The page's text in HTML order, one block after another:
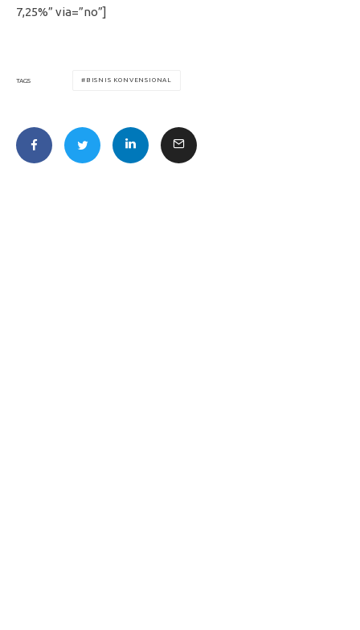
7,25%” via=”no”]
TAGS BISNIS KONVENSIONAL